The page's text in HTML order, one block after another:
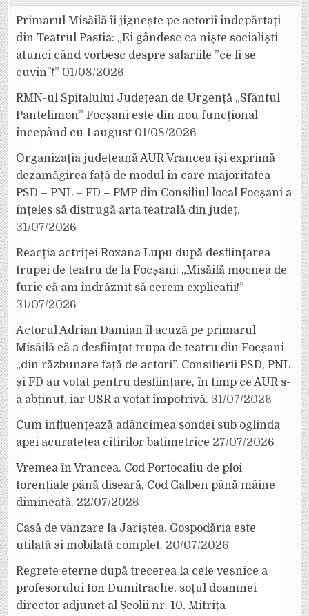
Primarul Misăilă îi jignește pe actorii îndepărtați
din Teatrul Pastia: „Ei gândesc ca niște socialiști
atunci când vorbesc despre salariile ”ce li se
cuvin”!” 01/08/2026
RMN-ul Spitalului Județean de Urgență „Sfântul
Pantelimon” Focșani este din nou funcțional
începând cu 1 august 01/08/2026
Organizația județeană AUR Vrancea își exprimă
dezamăgirea față de modul în care majoritatea
PSD – PNL – FD – PMP din Consiliul local Focșani a
înțeles să distrugă arta teatrală din județ.
31/07/2026
Reacția actriței Roxana Lupu după desființarea
trupei de teatru de la Focșani: „Misăilă mocnea de
furie că am îndrăznit să cerem explicații!”
31/07/2026
Actorul Adrian Damian îl acuză pe primarul
Misăilă că a desființat trupa de teatru din Focșani
„din răzbunare față de actori”. Consilierii PSD, PNL
și FD au votat pentru desființare, în timp ce AUR s-
a abținut, iar USR a votat împotrivă. 31/07/2026
Cum influențează adâncimea sondei sub oglinda
apei acuratețea citirilor batimetrice 27/07/2026
Vremea în Vrancea. Cod Portocaliu de ploi
torențiale până diseară, Cod Galben până mâine
dimineață. 22/07/2026
Casă de vânzare la Jariștea. Gospodăria este
utilată și mobilată complet. 20/07/2026
Regrete eterne după trecerea la cele veșnice a
profesorului Ion Dumitrache, soțul doamnei
director adjunct al Școlii nr. 10, Mitrița